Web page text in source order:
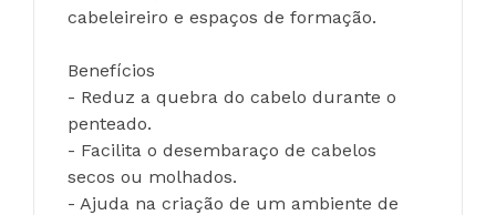
cabeleireiro e espaços de formação.
Benefícios
- Reduz a quebra do cabelo durante o
penteado.
- Facilita o desembaraço de cabelos
secos ou molhados.
- Ajuda na criação de um ambiente de